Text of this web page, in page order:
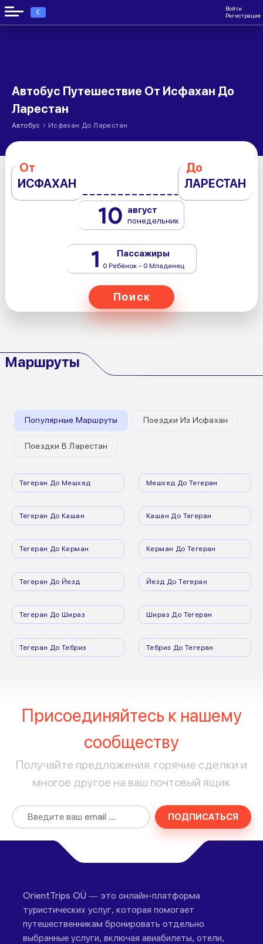
€
Войти
Регистрация
Автобус Путешествие От Исфахан До
Ларестан
Автобус › Исфахан До Ларестан
От
ИСФАХАН
До
ЛАРЕСТАН
10 август
понедельник
1 Пассажиры
0 Ребёнок - 0 Младенец
Поиск
Маршруты
Популярные Маршруты Поездки Из Исфахан
Поездки В Ларестан
Тегеран До Мешхед Мешхед До Тегеран
Тегеран До Кашан Кашан До Тегеран
Тегеран До Керман Керман До Тегеран
Тегеран До Йезд Йезд До Тегеран
Тегеран До Шираз Шираз До Тегеран
Тегеран До Тебриз Тебриз До Тегеран
Присоединяйтесь к нашему
сообществу
Получайте предложения, горячие сделки и
многое другое на ваш почтовый ящик
ПОДПИСАТЬСЯ
OrientTrips OÜ — это онлайн-платформа
туристических услуг, которая помогает
путешественникам бронировать отдельно
выбранные услуги, включая авиабилеты, отели,